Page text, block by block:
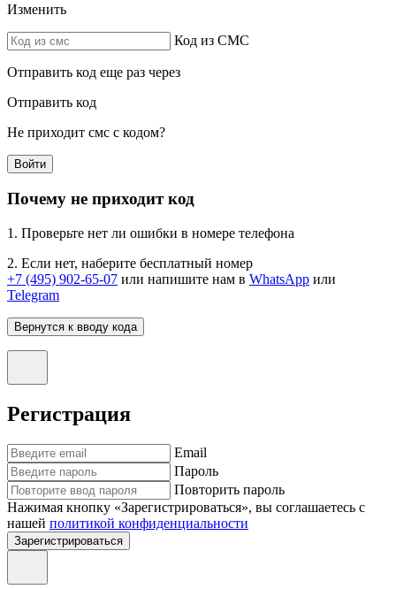
Изменить
Код из СМС
Отправить код еще раз через
Отправить код
Не приходит смс с кодом?
Войти
Почему не приходит код
1. Проверьте нет ли ошибки в номере телефона
2. Если нет, наберите бесплатный номер
+7 (495) 902-65-07 или напишите нам в WhatsApp или
Telegram
Вернутся к вводу кода
Регистрация
Email
Пароль
Повторить пароль
Нажимая кнопку «Зарегистрироваться», вы соглашаетесь с
нашей политикой конфиденциальности
Зарегистрироваться